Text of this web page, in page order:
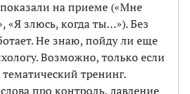
на приеме («Мне
«Я злюсь, когда ты…»). Без
Не знаю, пойду ли еще
Возможно, только если
тренинг.
про контроль, давление